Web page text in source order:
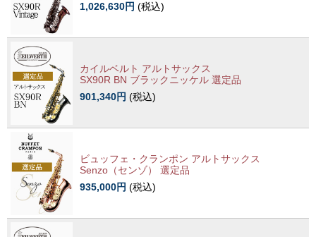
1,026,630円 (税込)
カイルベルト アルトサックス
SX90R BN ブラックニッケル 選定品
901,340円 (税込)
ビュッフェ・クランポン アルトサックス
Senzo（センゾ） 選定品
935,000円 (税込)